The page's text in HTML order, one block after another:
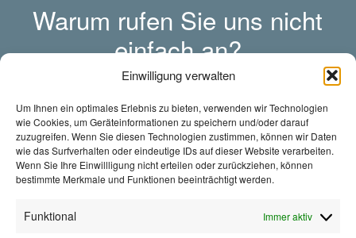
Einwilligung verwalten
Um Ihnen ein optimales Erlebnis zu bieten, verwenden wir Technologien
wie Cookies, um Geräteinformationen zu speichern und/oder darauf
zuzugreifen. Wenn Sie diesen Technologien zustimmen, können wir Daten
wie das Surfverhalten oder eindeutige IDs auf dieser Website verarbeiten.
Wenn Sie Ihre Einwillligung nicht erteilen oder zurückziehen, können
bestimmte Merkmale und Funktionen beeinträchtigt werden.
Funktional Immer aktiv
Warum rufen Sie uns nicht
einfach an?
Wir freuen uns auf Sie.
JETZT
KONTAKTIEREN!